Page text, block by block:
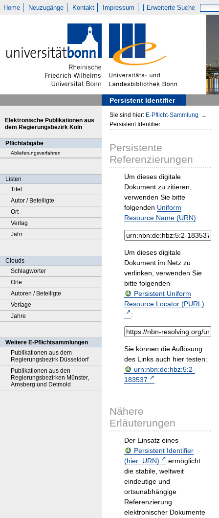
Home Neuzugänge Kontakt Impressum Erweiterte Suche
Persistent Identifier
Elektronische Publikationen aus
dem Regierungsbezirk Köln
Pflichtabgabe
Ablieferungsverfahren
Listen
Titel
Autor / Beteiligte
Ort
Verlag
Jahr
Clouds
Schlagwörter
Orte
Autoren / Beteiligte
Verlage
Jahre
Weitere E-Pflichtsammlungen
Publikationen aus dem
Regierungsbezirk Düsseldorf
Publikationen aus den
Regierungsbezirken Münster,
Arnsberg und Detmold
Sie sind hier: E-Pflicht-Sammlung →
Persistent Identifier
Persistente
Referenzierungen
Um dieses digitale
Dokument zu zitieren,
verwenden Sie bitte
folgenden Uniform
Resource Name (URN)
Um dieses digitale
Dokument im Netz zu
verlinken, verwenden Sie
bitte folgenden
Persistent Uniform
Resource Locator (PURL)
:
Sie können die Auflösung
des Links auch hier testen:
urn:nbn:de:hbz:5:2-
183537
Nähere
Erläuterungen
Der Einsatz eines
Persistent Identifier
(hier: URN)
ermöglicht
die stabile, weltweit
eindeutige und
ortsunabhängige
Referenzierung
elektronischer Dokumente